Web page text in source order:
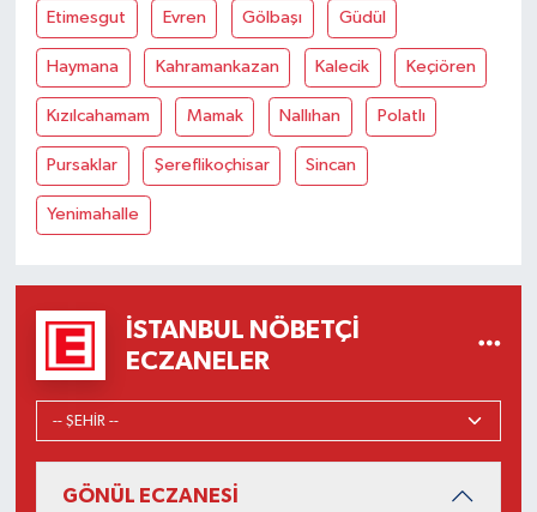
Etimesgut Evren Gölbaşı Güdül
Haymana Kahramankazan Kalecik Keçiören
Kızılcahamam Mamak Nallıhan Polatlı
Pursaklar Şereflikoçhisar Sincan
Yenimahalle
İSTANBUL NÖBETÇI
ECZANELER
GÖNÜL ECZANESİ